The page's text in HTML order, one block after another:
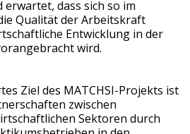
dass sich so im
Qualität der Arbeitskraft
Entwicklung in der
wird.
Ziel des MATCHSI-Projekts ist
zwischen
Sektoren durch